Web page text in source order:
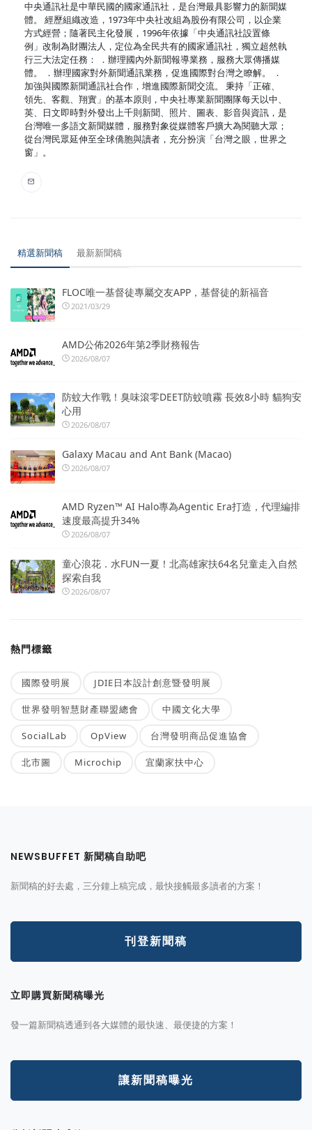
中央通訊社是中華民國的國家通訊社，是台灣最具影響力的新聞媒
體。 經歷組織改造，1973年中央社改組為股份有限公司，以企業
方式經營；隨著民主化發展，1996年依據「中央通訊社設置條
例」改制為財團法人，定位為全民共有的國家通訊社，獨立超然執
行三大法定任務： ．辦理國內外新聞報導業務，服務大眾傳播媒
體。 ．辦理國家對外新聞通訊業務，促進國際對台灣之瞭解。 ．
加強與國際新聞通訊社合作，增進國際新聞交流。 秉持「正確、
領先、客觀、翔實」的基本原則，中央社專業新聞團隊每天以中、
英、日文即時對外發出上千則新聞、照片、圖表、影音與資訊，是
台灣唯一多語文新聞媒體，服務對象從媒體客戶擴大為閱聽大眾；
從台灣民眾延伸至全球僑胞與讀者，充分扮演「台灣之眼，世界之
窗」。
精選新聞稿 最新新聞稿
FLOC唯一基督徒專屬交友APP，基督徒的新福音
2021/03/29
AMD公佈2026年第2季財務報告
2026/08/07
防蚊大作戰！臭味滾零DEET防蚊噴霧 長效8小時 貓狗安
心用
2026/08/07
Galaxy Macau and Ant Bank (Macao)
2026/08/07
AMD Ryzen™ AI Halo專為Agentic Era打造，代理編排
速度最高提升34%
2026/08/07
童心浪花．水FUN一夏！北高雄家扶64名兒童走入自然
探索自我
2026/08/07
熱門標籤
國際發明展 JDIE日本設計創意暨發明展
世界發明智慧財產聯盟總會 中國文化大學
SocialLab OpView 台灣發明商品促進協會
北市圖 Microchip 宜蘭家扶中心
NEWSBUFFET 新聞稿自助吧
新聞稿的好去處，三分鐘上稿完成，最快接觸最多讀者的方案！
刊登新聞稿
立即購買新聞稿曝光
發一篇新聞稿透通到各大媒體的最快速、最便捷的方案！
讓新聞稿曝光